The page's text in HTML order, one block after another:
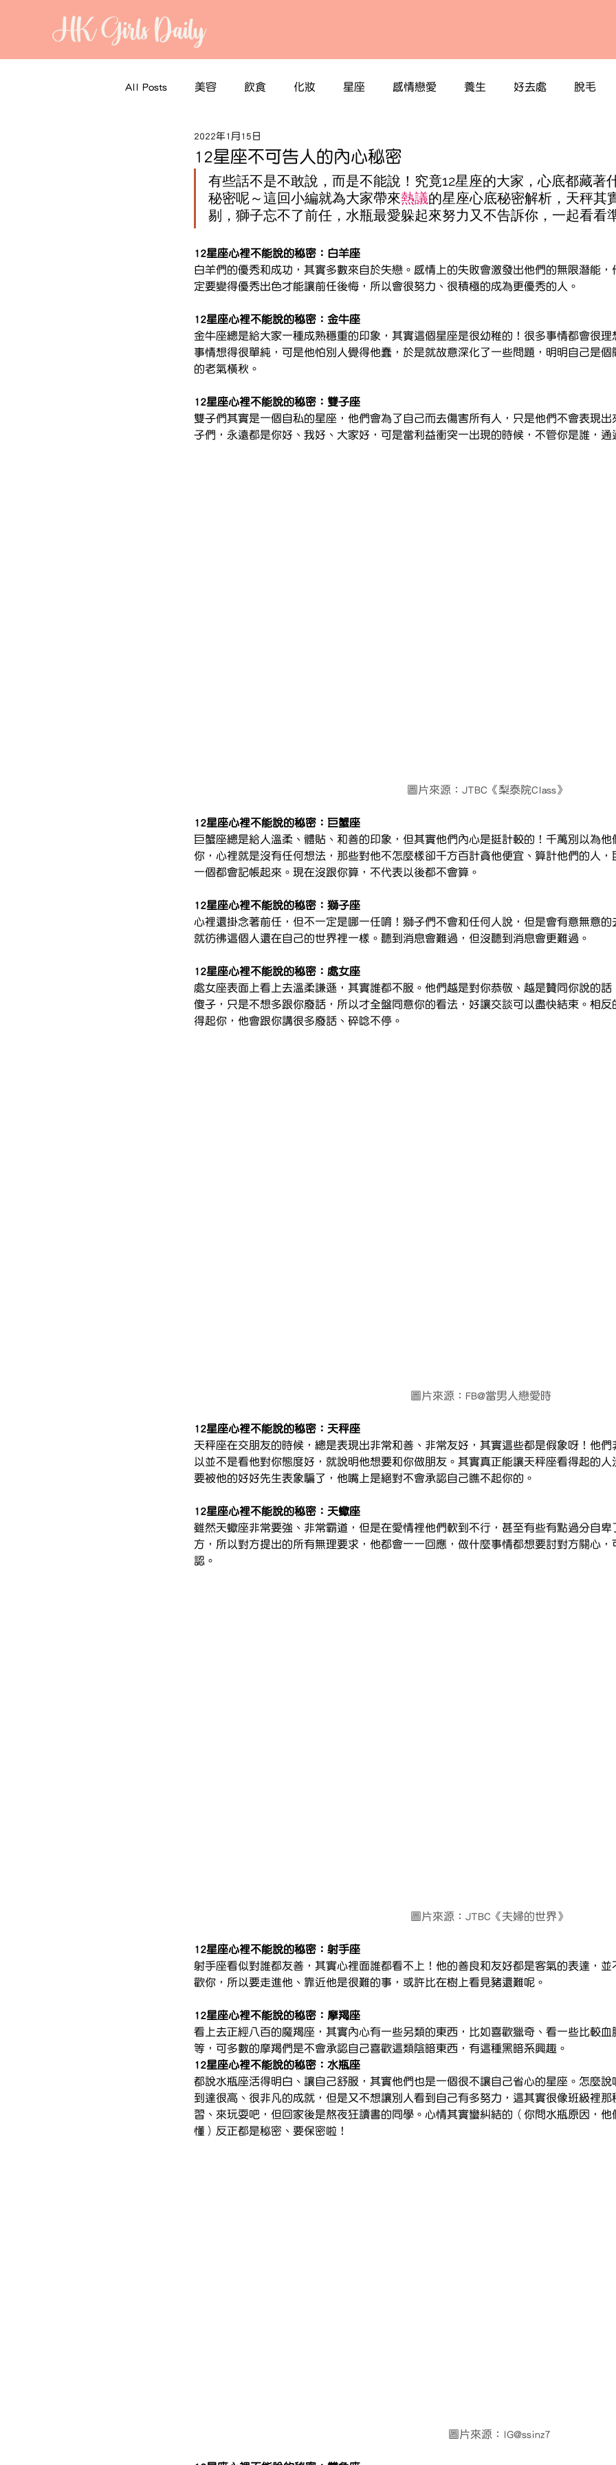
HK Girls Daily
All Posts 美容 飲食 化妝 星座 感情戀愛 養生 好去處 脫毛
12星座不可告人的內心秘密
2022年1月15日
有些話不是不敢說，而是不能說！究竟12星座的大家，心底都藏著
秘密呢～這回小編就為大家帶來熱議的星座心底秘密解析，天秤其
剔，獅子忘不了前任，水瓶最愛躲起來努力又不告訴你，一起看看
12星座心裡不能說的秘密：白羊座
白羊們的優秀和成功，其實多數來自於失戀。感情上的失敗會激發出他們的無限潛能，
定要變得優秀出色才能讓前任後悔，所以會很努力、很積極的成為更優秀的人。
12星座心裡不能說的秘密：金牛座
金牛座總是給大家一種成熟穩重的印象，其實這個星座是很幼稚的！很多事情都會很理
事情想得很單純，可是他怕別人覺得他蠢，於是就故意深化了一些問題，明明自己是個
的老氣橫秋。
12星座心裡不能說的秘密：雙子座
雙子們其實是一個自私的星座，他們會為了自己而去傷害所有人，只是他們不會表現出
子們，永遠都是你好、我好、大家好，可是當利益衝突一出現的時候，不管你是誰，通
                                                              圖片來源：JTBC《梨泰院Class》
12星座心裡不能說的秘密：巨蟹座
巨蟹座總是給人溫柔、體貼、和善的印象，但其實他們內心是挺計較的！千萬別以為他
你，心裡就是沒有任何想法，那些對他不怎麼樣卻千方百計貪他便宜、算計他們的人，
一個都會記帳起來。現在沒跟你算，不代表以後都不會算。
12星座心裡不能說的秘密：獅子座
心裡還掛念著前任，但不一定是哪一任唷！獅子們不會和任何人說，但是會有意無意的
就彷彿這個人還在自己的世界裡一樣。聽到消息會難過，但沒聽到消息會更難過。
12星座心裡不能說的秘密：處女座
處女座表面上看上去溫柔謙遜，其實誰都不服。他們越是對你恭敬、越是贊同你說的話
傻子，只是不想多跟你廢話，所以才全盤同意你的看法，好讓交談可以盡快結束。相反
得起你，他會跟你講很多廢話、碎唸不停。
                                                               圖片來源：FB@當男人戀愛時
12星座心裡不能說的秘密：天秤座
天秤座在交朋友的時候，總是表現出非常和善、非常友好，其實這些都是假象呀！他們
以並不是看他對你態度好，就說明他想要和你做朋友。其實真正能讓天秤座看得起的人
要被他的好好先生表象騙了，他嘴上是絕對不會承認自己瞧不起你的。
12星座心裡不能說的秘密：天蠍座
雖然天蠍座非常要強、非常霸道，但是在愛情裡他們軟到不行，甚至有些有點過分自卑
方，所以對方提出的所有無理要求，他都會一一回應，做什麼事情都想要討對方關心，
認。
                                                               圖片來源：JTBC《夫婦的世界》
12星座心裡不能說的秘密：射手座
射手座看似對誰都友善，其實心裡面誰都看不上！他的善良和友好都是客氣的表達，並
歡你，所以要走進他、靠近他是很難的事，或許比在樹上看見豬還難呢。
12星座心裡不能說的秘密：摩羯座
看上去正經八百的魔羯座，其實內心有一些另類的東西，比如喜歡獵奇、看一些比較血
等，可多數的摩羯們是不會承認自己喜歡這類陰暗東西，有這種黑暗系興趣。
12星座心裡不能說的秘密：水瓶座
都說水瓶座活得明白、讓自己舒服，其實他們也是一個很不讓自己省心的星座。怎麼說
到達很高、很非凡的成就，但是又不想讓別人看到自己有多努力，這其實很像班級裡那
習、來玩耍吧，但回家後是熬夜狂讀書的同學。心情其實蠻糾結的（你問水瓶原因，他
懂）反正都是秘密、要保密啦！
                                                                          圖片來源：IG@ssinz7